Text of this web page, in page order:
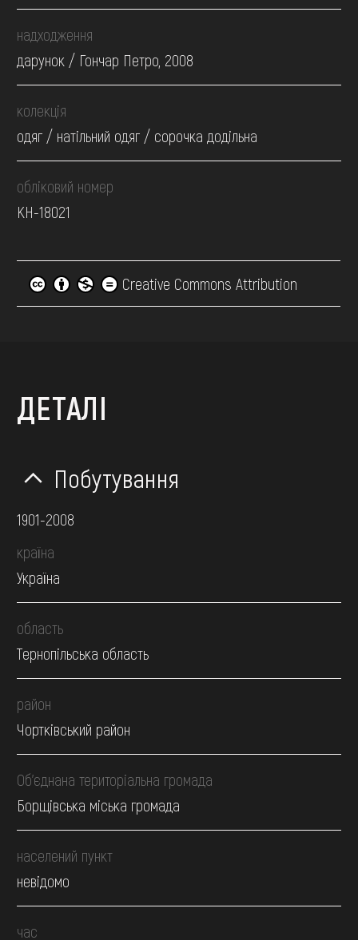
надходження
дарунок / Гончар Петро, 2008
колекція
одяг / натільний одяг / сорочка додільна
обліковий номер
КН-18021
Creative Commons Attribution
ДЕТАЛІ
Побутування
1901-2008
країна
Україна
область
Тернопільська область
район
Чортківський район
Об’єднана територіальна громада
Борщівська міська громада
населений пункт
невідомо
час